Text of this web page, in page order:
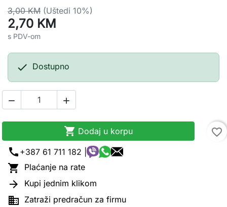
3,00 KM (Uštedi 10%)
2,70 KM
s PDV-om
 Dostupno
 
 Dodaj u korpu
favorite_border
call +387 61 711 182 |
 Plaćanje na rate
 Kupi jednim klikom
 Zatraži predračun za firmu